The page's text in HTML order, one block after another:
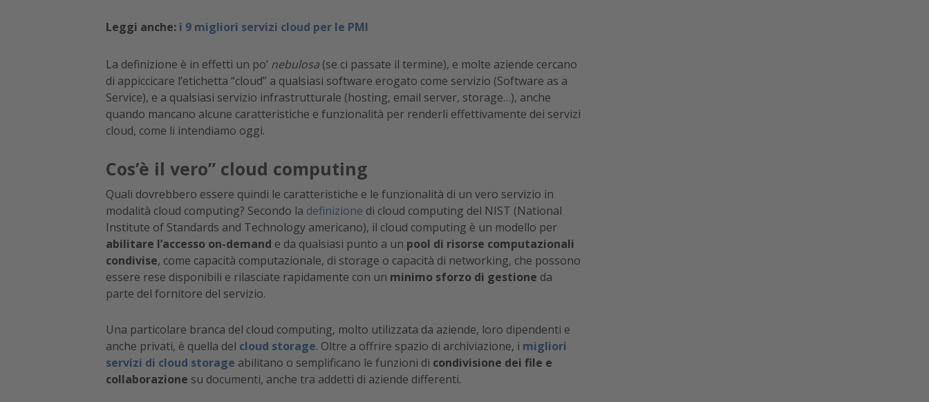
Leggi anche: i 9 migliori servizi cloud per le PMI
La definizione è in effetti un po’ nebulosa(se ci passate il termine), e molte aziende cercano
di appiccicare l’etichetta “cloud” a qualsiasi software erogato come servizio (Software as a
Service), e a qualsiasi servizio infrastrutturale (hosting, email server, storage…), anche
quando mancano alcune caratteristiche e funzionalità per renderli effettivamente dei servizi
cloud, come li intendiamo oggi.
Cos’è il vero” cloud computing
Quali dovrebbero essere quindi le caratteristiche e le funzionalità di un vero servizio in
modalità cloud computing? Secondo la definizione di cloud computing del NIST (National
Institute of Standards and Technology americano), il cloud computing è un modello per
abilitare l’accesso on-demand e da qualsiasi punto a un pool di risorse computazionali
condivise, come capacità computazionale, di storage o capacità di networking, che possono
essere rese disponibili e rilasciate rapidamente con un minimo sforzo di gestione da
parte del fornitore del servizio.
Una particolare branca del cloud computing, molto utilizzata da aziende, loro dipendenti e
anche privati, è quella del cloud storage. Oltre a offrire spazio di archiviazione, i migliori
servizi di cloud storage abilitano o semplificano le funzioni di condivisione dei file e
collaborazione su documenti, anche tra addetti di aziende differenti.